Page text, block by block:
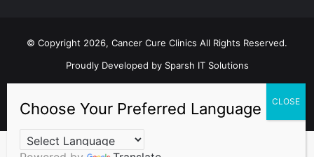
© Copyright 2026, Cancer Cure Clinics All Rights Reserved.
Proudly Developed by Sparsh IT Solutions
Facebook PinterestLinkedIn Instagram
TikTok